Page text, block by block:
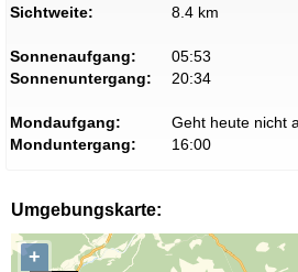
Sichtweite:
8.4 km
Sonnenaufgang:
05:53
Sonnenuntergang:
20:34
Mondaufgang:
Geht heute nicht
Monduntergang:
16:00
Umgebungskarte:
+